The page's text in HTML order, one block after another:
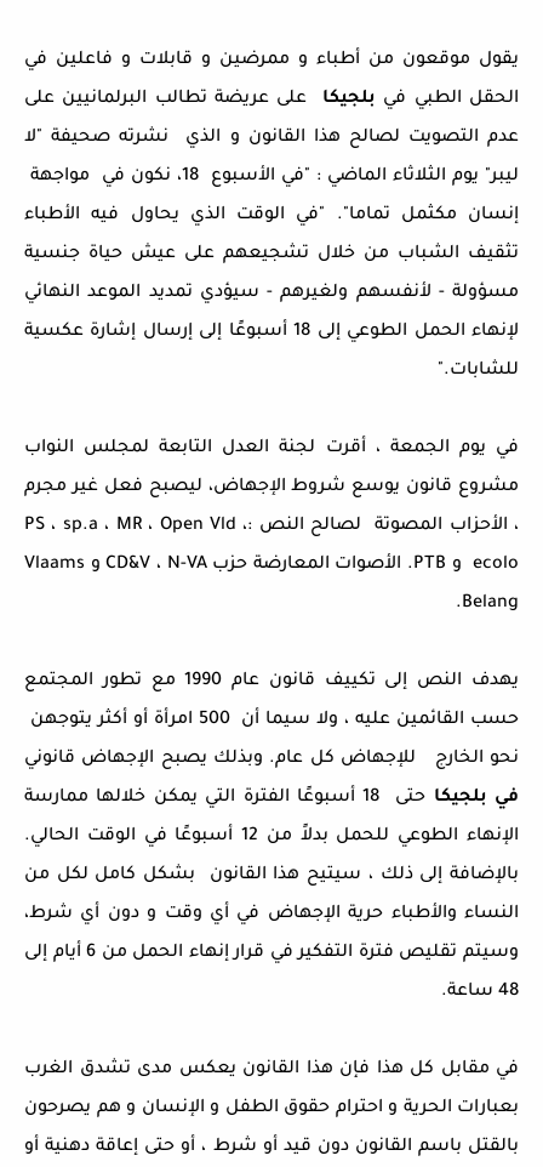
يقول موقعون من أطباء و ممرضين و قابلات و فاعلين في
الحقل الطبي في بلجيكا على عريضة تطالب البرلمانيين على
عدم التصويت لصالح هذا القانون و الذي نشرته صحيفة "لا
ليبر" يوم الثلاثاء الماضي : "في الأسبوع 18، نكون في مواجهة
إنسان مكثمل تماما". "في الوقت الذي يحاول فيه الأطباء
تثقيف الشباب من خلال تشجيعهم على عيش حياة جنسية
مسؤولة - لأنفسهم ولغيرهم - سيؤدي تمديد الموعد النهائي
لإنهاء الحمل الطوعي إلى 18 أسبوعًا إلى إرسال إشارة عكسية
للشابات."
في يوم الجمعة ، أقرت لجنة العدل التابعة لمجلس النواب
مشروع قانون يوسع شروط الإجهاض، ليصبح فعل غير مجرم
، الأحزاب المصوتة لصالح النص :PS ، sp.a ، MR ، Open Vld ،
ecolo و PTB. الأصوات المعارضة حزب CD&V ، N-VA و Vlaams
Belang.
يهدف النص إلى تكييف قانون عام 1990 مع تطور المجتمع
حسب القائمين عليه ، ولا سيما أن 500 امرأة أو أكثر يتوجهن
نحو الخارج للإجهاض كل عام. وبذلك يصبح الإجهاض قانوني
في بلجيكا
حتى 18 أسبوعًا الفترة التي يمكن خلالها ممارسة
الإنهاء الطوعي للحمل بدلاً من 12 أسبوعًا في الوقت الحالي.
بالإضافة إلى ذلك ، سيتيح هذا القانون بشكل كامل لكل من
النساء والأطباء حرية الإجهاض في أي وقت و دون أي شرط،
وسيتم تقليص فترة التفكير في قرار إنهاء الحمل من 6 أيام إلى
48 ساعة.
في مقابل كل هذا فإن هذا القانون يعكس مدى تشدق الغرب
بعبارات الحرية و احترام حقوق الطفل و الإنسان و هم يصرحون
بالقتل باسم القانون دون قيد أو شرط ، أو حتى إعاقة دهنية أو